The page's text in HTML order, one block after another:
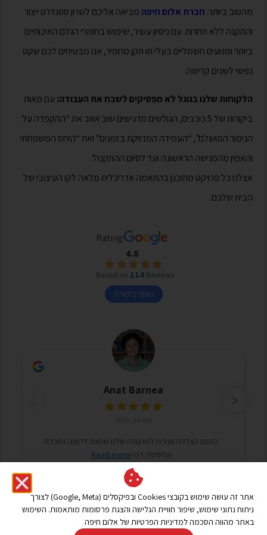
מהטוב ביותר. חברת אלום חיפה מביאה אליכם לשרון סטנדרט ייצור
והתקנה ללא תחרות. עם ניסיון עשיר, שימוש בחומרי הגלם האיכותיים
ביותר ומנועים חשמליים בעלי תו תקן מחמיר, אנו מבטיחים לכם שקט
נפשי לשנים קדימה.
הלקוחות שלנו בגוגל לא מפסיקים לשבח את העבודה: עם מאות
ביקורות של 5 כוכבים, הגולשים מדגישים שוב ושוב את “ההקפדה על
הגימור המושלם”, “העמידה המדויקת בזמנים” ואת “היחס המשפחתי
והאמין מהפגישה הראשונה ועד לסיום ההתקנה”.
אצלנו כל פרויקט מתוכנן בהתאמה אדריכלית מלאה לקו העיצובי של
הבית שלכם.
Rating
4.8
Based on 114 Reviews
הוסף ביקורת
Anat Barnea
הזמנו הצללה אנכית לפרגולה שלנו שפונה דרומה וסובלת
מחשיפה רבהRead more
שאלות ותשובות נפוצות
אתר זה עושה שימוש בקובצי Cookies ובפיקסלים (Google, Meta) לצורך
ניתוח נתוני שימוש, שיפור חוויית הגלישה והצגת פרסומות מותאמות. השימוש
באתר מהווה הסכמה למדיניות הפרטיות של אלום חיפה